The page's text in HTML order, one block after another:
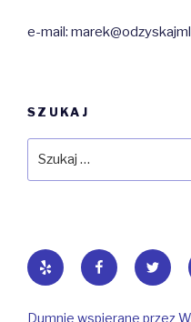
e-mail:
SZUKAJ
Yelp Facebook
Dumnie wspierane przez